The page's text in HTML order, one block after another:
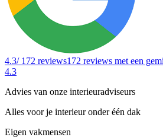
4.3/ 172 reviews172 reviews met een
4.3
Advies van onze interieuradviseurs
Alles voor je interieur onder één dak
Eigen vakmensen